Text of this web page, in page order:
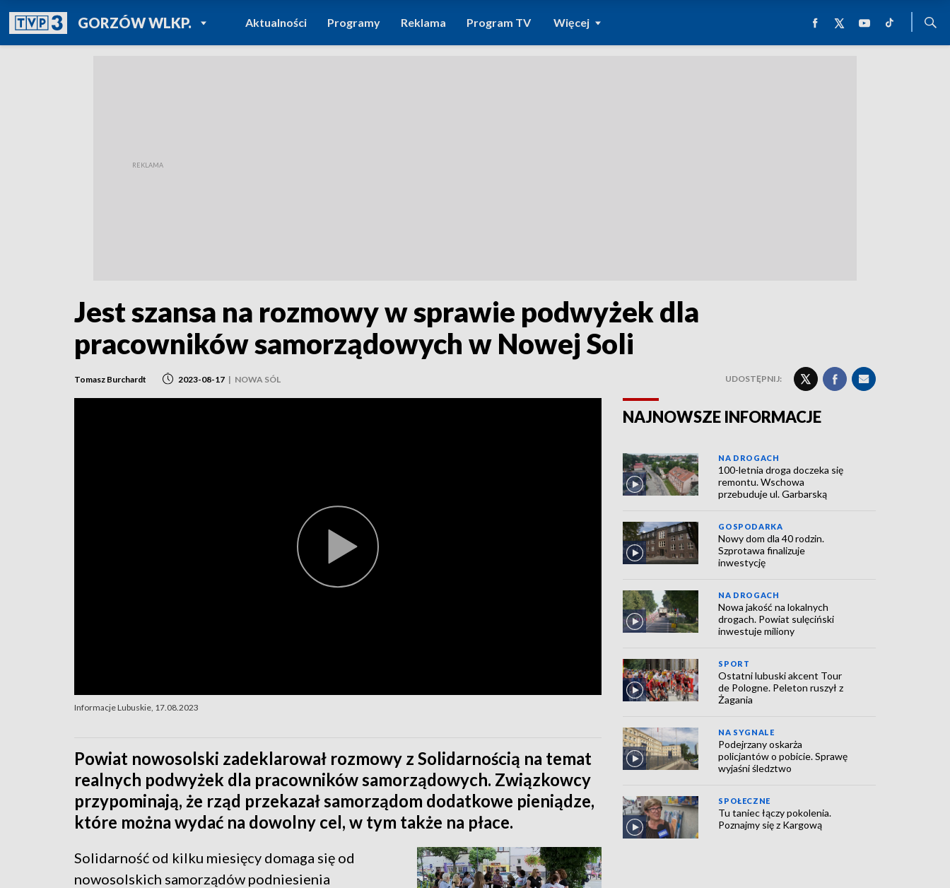
GORZÓW WLKP.POWRÓT DO
TVP REGIONY
Aktualności Programy Reklama Program TV Więcej
Jest szansa na rozmowy w sprawie podwyżek dla
pracowników samorządowych w Nowej Soli
Tomasz Burchardt 2023-08-17 | NOWA SÓL UDOSTĘPNIJ:
Informacje Lubuskie, 17.08.2023
Powiat nowosolski zadeklarował rozmowy z Solidarnością na temat
realnych podwyżek dla pracowników samorządowych. Związkowcy
przypominają, że rząd przekazał samorządom dodatkowe pieniądze,
które można wydać na dowolny cel, w tym także na płace.
Solidarność od kilku miesięcy domaga się od
nowosolskich samorządów podniesienia
NAJNOWSZE INFORMACJE
NA DROGACH
100-letnia droga doczeka się
remontu. Wschowa
przebuduje ul. Garbarską
GOSPODARKA
Nowy dom dla 40 rodzin.
Szprotawa finalizuje
inwestycję
NA DROGACH
Nowa jakość na lokalnych
drogach. Powiat sulęciński
inwestuje miliony
SPORT
Ostatni lubuski akcent Tour
de Pologne. Peleton ruszył z
Żagania
NA SYGNALE
Podejrzany oskarża
policjantów o pobicie. Sprawę
wyjaśni śledztwo
SPOŁECZNE
Tu taniec łączy pokolenia.
Poznajmy się z Kargową